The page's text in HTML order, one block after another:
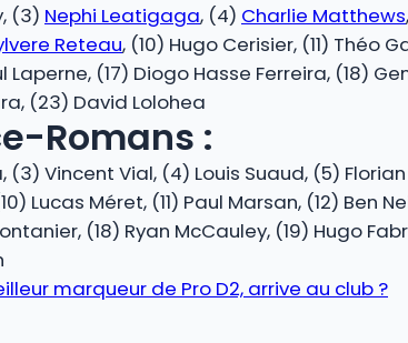
(3) Nephi Leatigaga, (4) Charlie Matthews
Reteau, (10) Hugo Cerisier, (11) Théo
Laperne, (17) Diogo Hasse Ferreira, (18)
(23) David Lolohea
Romans :
Vincent Vial, (4) Louis Suaud, (5)
Lucas Méret, (11) Paul Marsan, (12) Ben
(18) Ryan McCauley, (19) Hugo
marqueur de Pro D2, arrive au club ?